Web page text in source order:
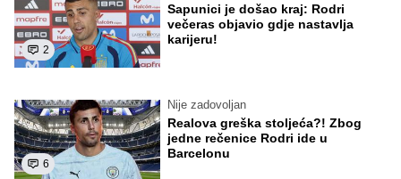
2
Sapunici je došao kraj: Rodri
večeras objavio gdje nastavlja
karijeru!
6
Nije zadovoljan
Realova greška stoljeća?! Zbog
jedne rečenice Rodri ide u
Barcelonu